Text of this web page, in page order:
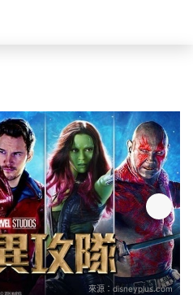
來源： disneyplus.com